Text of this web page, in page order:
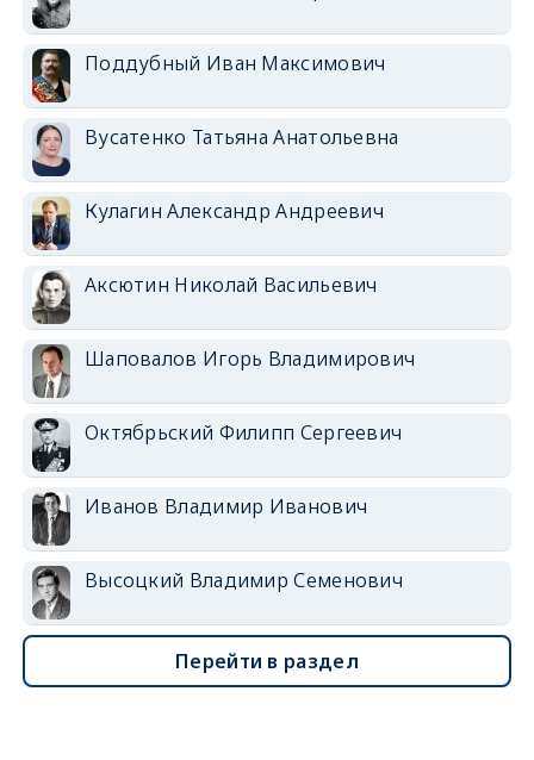
Поддубный Иван Максимович
Вусатенко Татьяна Анатольевна
Кулагин Александр Андреевич
Аксютин Николай Васильевич
Шаповалов Игорь Владимирович
Октябрьский Филипп Сергеевич
Иванов Владимир Иванович
Высоцкий Владимир Семенович
Перейти в раздел